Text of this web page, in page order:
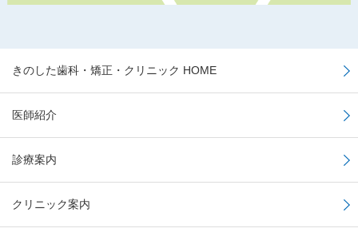
きのした歯科・矯正・クリニック HOME
医師紹介
診療案内
クリニック案内